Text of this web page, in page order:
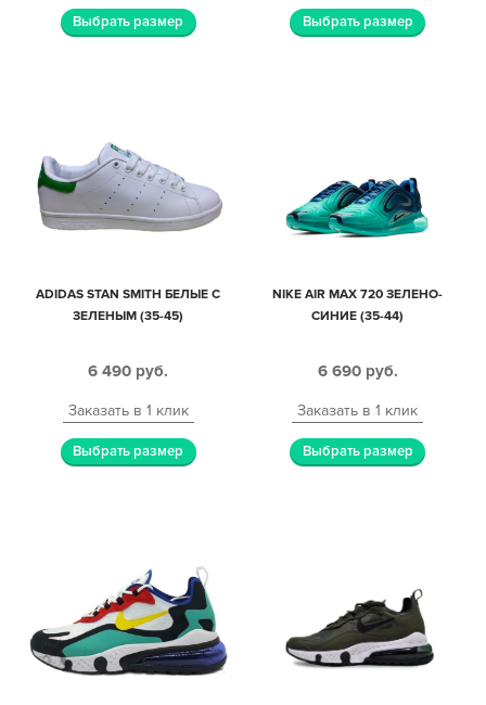
Выбрать размер Выбрать размер
ADIDAS STAN SMITH БЕЛЫЕ С
ЗЕЛЕНЫМ (35-45)
6 490 руб.
Заказать в 1 клик
Выбрать размер
NIKE AIR MAX 720 ЗЕЛЕНО-
СИНИЕ (35-44)
6 690 руб.
Заказать в 1 клик
Выбрать размер